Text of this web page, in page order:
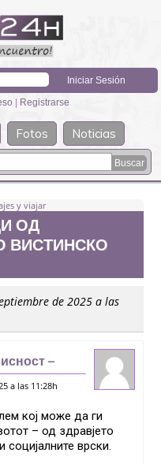
| Registrarse
Fotos
Noticias
y viajar
ОД
ВИСТИНСКО
de 2025 a las
–
a las 11:28h
кој може да ги
– од здравјето
социјалните врски.